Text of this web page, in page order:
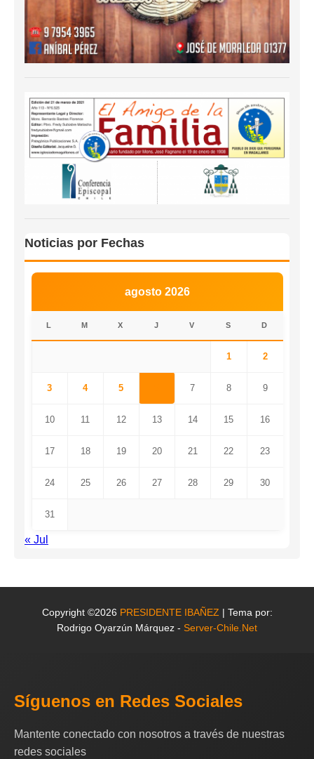
Noticias por Fechas
agosto 2026
L M X J V S D
1 2
3 4 5 7 8 9
10 11 12 13 14 15 16
17 18 19 20 21 22 23
24 25 26 27 28 29 30
31
« Jul
Copyright ©2026 PRESIDENTE IBAÑEZ | Tema por:
Rodrigo Oyarzún Márquez - Server-Chile.Net
Síguenos en Redes Sociales
Mantente conectado con nosotros a través de nuestras
redes sociales